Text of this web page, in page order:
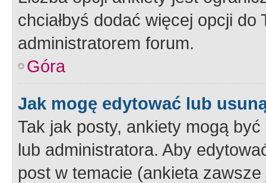
chciałbyś dodać więcej opcji
administratorem forum.
Góra
Jak mogę edytować lub
Tak jak posty, ankiety mogą
lub administratora. Aby
post w temacie (ankieta